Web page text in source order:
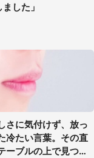
した」
さに気付けず、放っ
冷たい言葉。その直
ーブルの上で見つけ